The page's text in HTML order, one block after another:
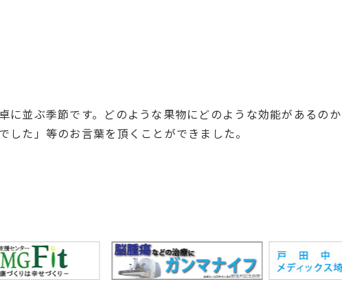
並ぶ季節です。どのような果物にどのような効能があるの
た」等のお言葉を頂くことができました。